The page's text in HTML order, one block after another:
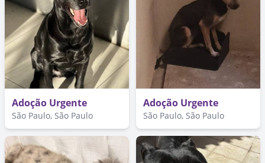
Adoção Urgente
São Paulo, São Paulo
Adoção Urgente
São Paulo, São Paulo